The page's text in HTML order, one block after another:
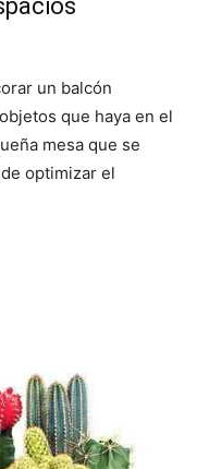
un balcón
que haya en el
mesa que se
optimizar el